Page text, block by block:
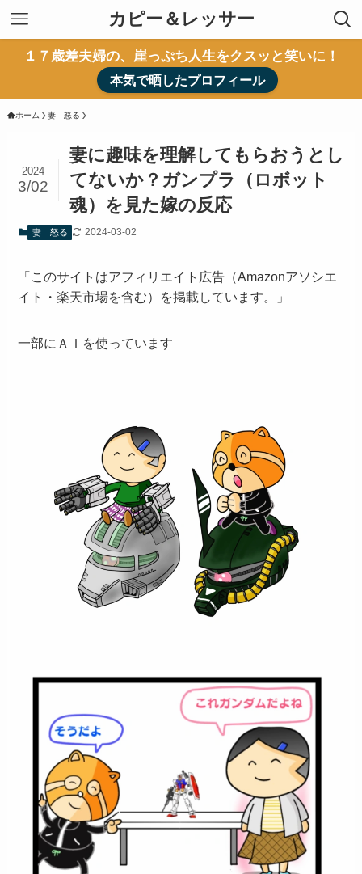
カピー＆レッサー
１７歳差夫婦の、崖っぷち人生をクスッと笑いに！
本気で晒したプロフィール
ホーム 妻 怒る
妻に趣味を理解してもらおうとし
てないか？ガンプラ（ロボット
魂）を見た嫁の反応
2024
3/02
妻 怒る 2024-03-02
「このサイトはアフィリエイト広告（Amazonアソシエ
イト・楽天市場を含む）を掲載しています。」
一部にＡＩを使っています